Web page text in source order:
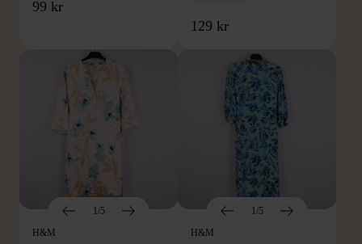
99 kr
129 kr
1/5
H&M
1/5
H&M